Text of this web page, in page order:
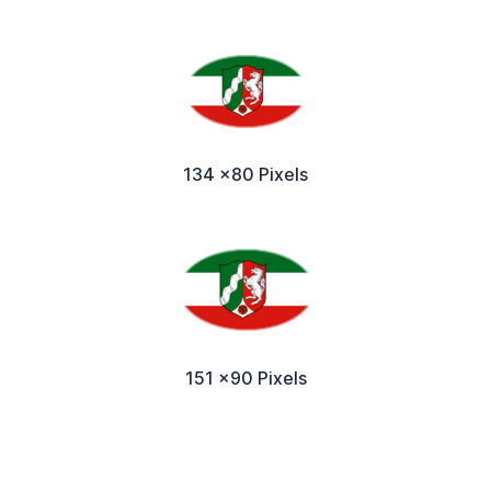
134 x80 Pixels
151 x90 Pixels